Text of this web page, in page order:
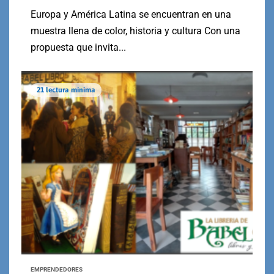
Europa y América Latina se encuentran en una
muestra llena de color, historia y cultura Con una
propuesta que invita...
21 lectura mínima
EMPRENDEDORES